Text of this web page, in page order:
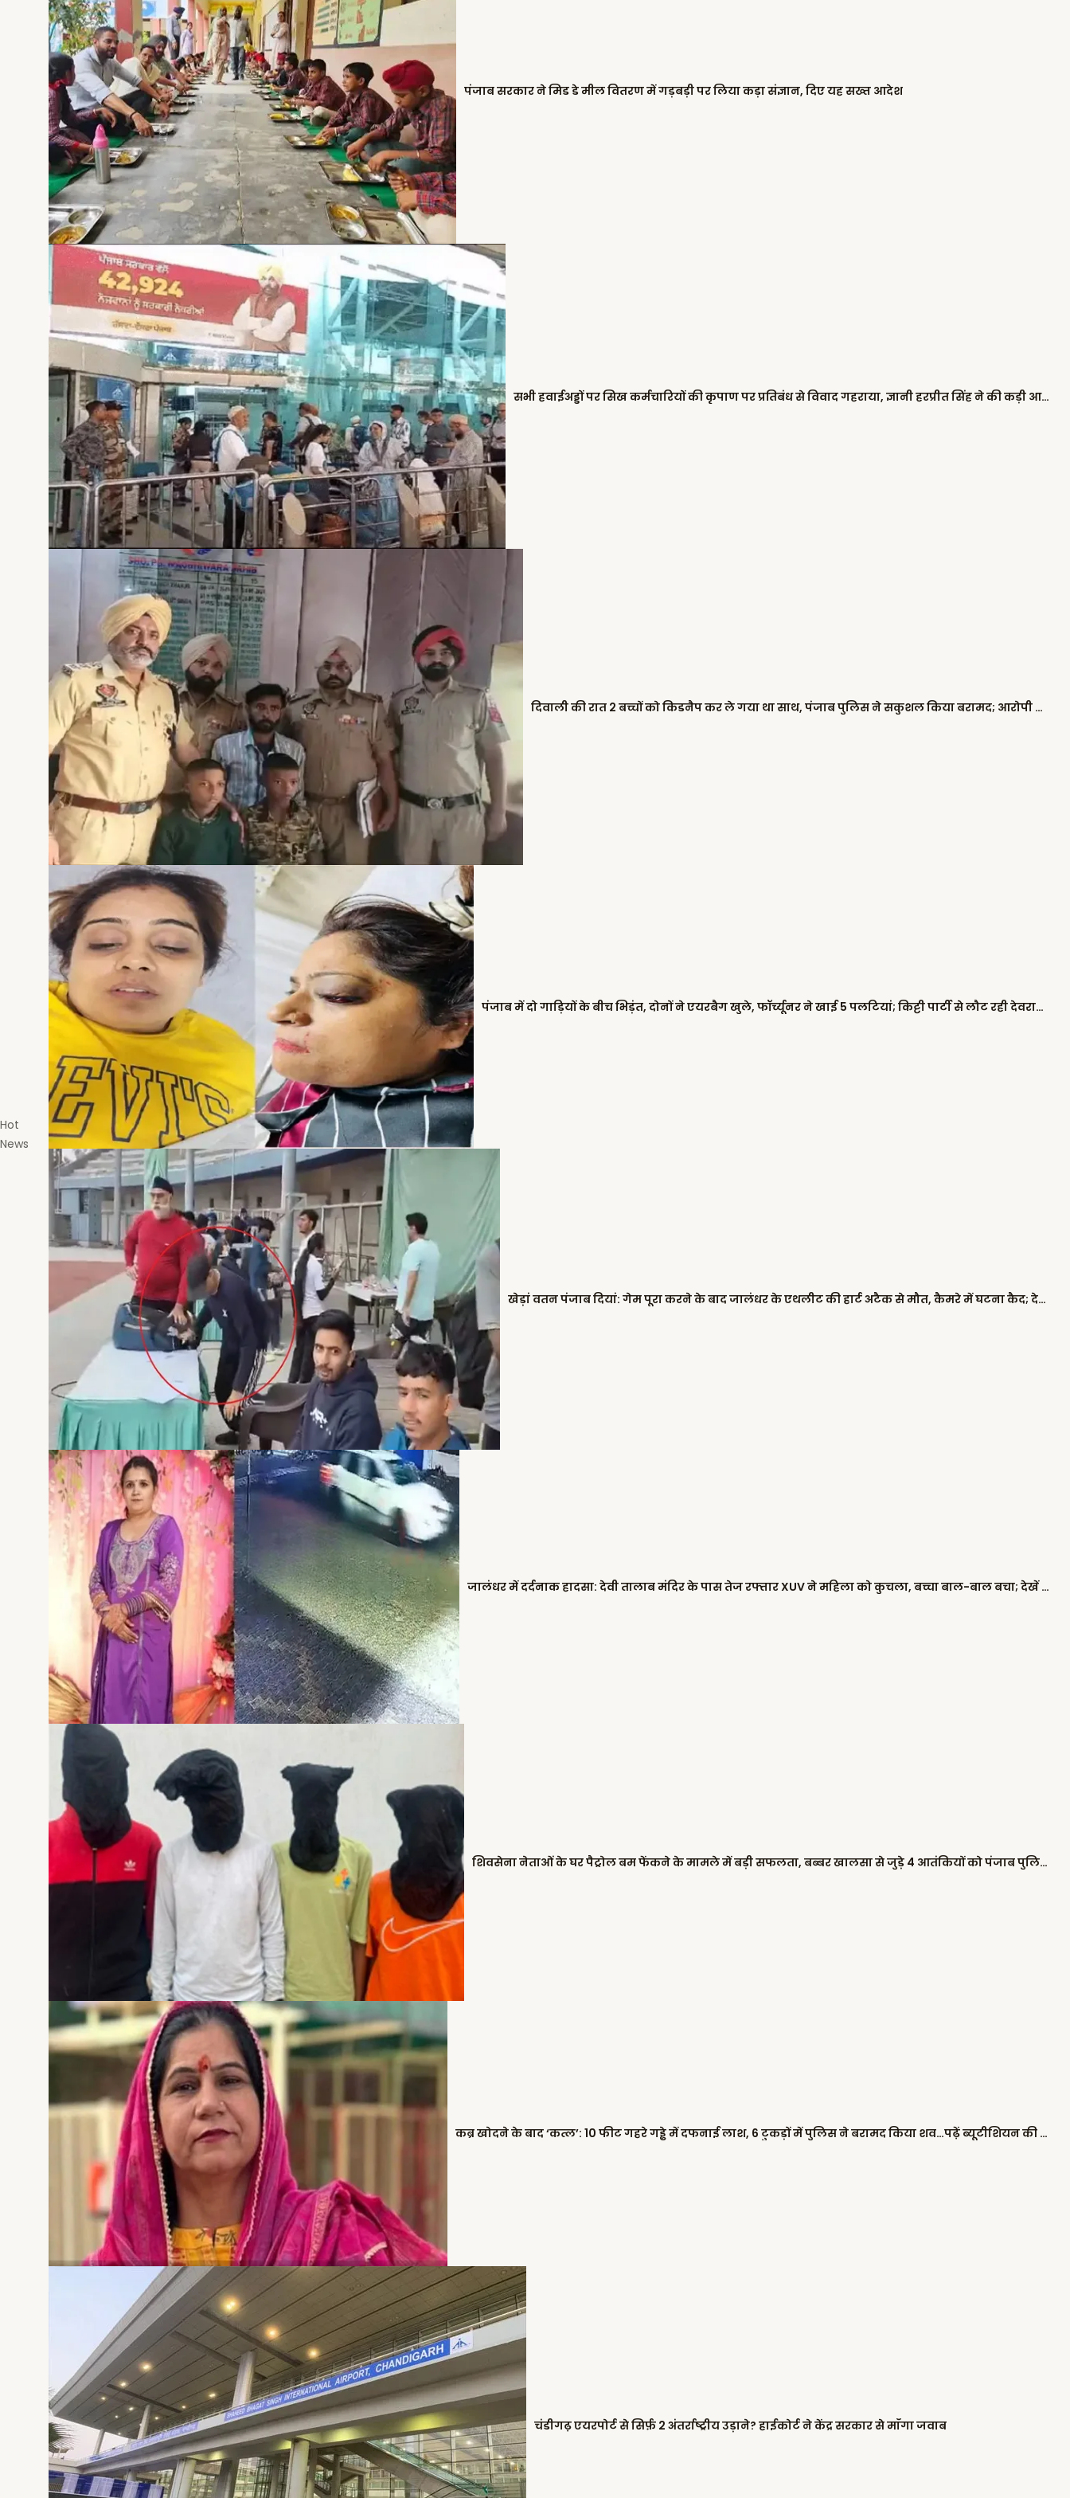
Hot
News
पंजाब सरकार ने मिड डे मील वितरण में गड़बड़ी पर लिया कड़ा संज्ञान, दिए यह सख्त आदेश
सभी हवाईअड्डों पर सिख कर्मचारियों की कृपाण पर प्रतिबंध से विवाद गहराया, ज्ञानी हरप्रीत सिंह ने की कड़ी आलोचना
दिवाली की रात 2 बच्चों को किडनैप कर ले गया था साथ, पंजाब पुलिस ने सकुशल किया बरामद; आरोपी काबू
पंजाब में दो गाड़ियों के बीच भिड़ंत, दोनों ने एयरबैग खुले, फॉर्च्यूनर ने खाई 5 पलटियां; किट्टी पार्टी से लौट रही देवरानी-जेठानी घायल
खेड़ां वतन पंजाब दियां: गेम पूरा करने के बाद जालंधर के एथलीट की हार्ट अटैक से मौत, कैमरे में घटना कैद; देखें VIDEO
जालंधर में दर्दनाक हादसा: देवी तालाब मंदिर के पास तेज रफ्तार XUV ने महिला को कुचला, बच्चा बाल-बाल बचा; देखें घटना का LIVE VIDEO
शिवसेना नेताओं के घर पैट्रोल बम फेंकने के मामले में बड़ी सफलता, बब्बर खालसा से जुड़े 4 आतंकियों को पंजाब पुलिस ने किया गिरफ्तार
कब्र खोदने के बाद ‘कत्ल’: 10 फीट गहरे गड्ढे में दफनाई लाश, 6 टुकड़ों में पुलिस ने बरामद किया शव…पढ़ें ब्यूटीशियन की हत्या की खौफनाक कहानी
चंडीगढ़ एयरपोर्ट से सिर्फ़ 2 अंतर्राष्ट्रीय उड़ाने? हाईकोर्ट ने केंद्र सरकार से माँगा जवाब